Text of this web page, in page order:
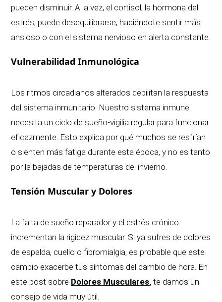
pueden disminuir. A la vez, el cortisol, la hormona del
estrés, puede desequilibrarse, haciéndote sentir más
ansioso o con el sistema nervioso en alerta constante.
Vulnerabilidad Inmunológica
Los ritmos circadianos alterados debilitan la respuesta
del sistema inmunitario. Nuestro sistema inmune
necesita un ciclo de sueño-vigilia regular para funcionar
eficazmente. Esto explica por qué muchos se resfrían
o sienten más fatiga durante esta época, y no es tanto
por la bajadas de temperaturas del invierno.
Tensión Muscular y Dolores
La falta de sueño reparador y el estrés crónico
incrementan la rigidez muscular. Si ya sufres de dolores
de espalda, cuello o fibromialgia, es probable que este
cambio exacerbe tus síntomas del cambio de hora. En
este post sobre Dolores Musculares, te damos un
consejo de vida muy útil.